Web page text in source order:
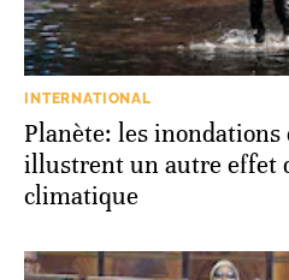
INTERNATIONAL
Planète: les inondations
illustrent un autre effet
climatique